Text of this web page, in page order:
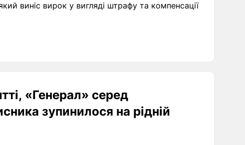
виніс вирок у вигляді штрафу та компенсації
«Генерал» серед
зупинилося на рідній